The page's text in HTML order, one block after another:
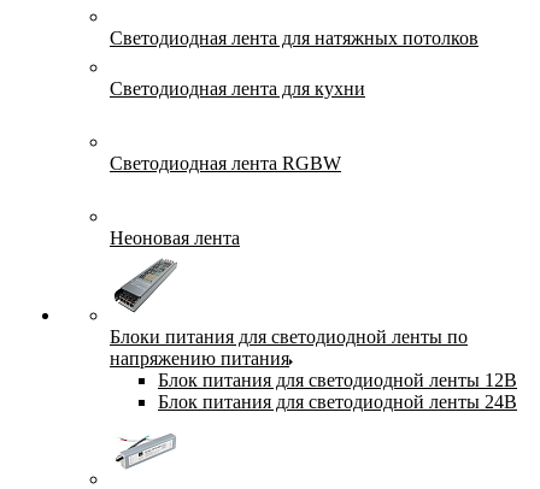
Светодиодная лента для натяжных потолков
Светодиодная лента для кухни
Светодиодная лента RGBW
Неоновая лента
Блоки питания для светодиодной ленты по
напряжению питания
Блок питания для светодиодной ленты 12В
Блок питания для светодиодной ленты 24В